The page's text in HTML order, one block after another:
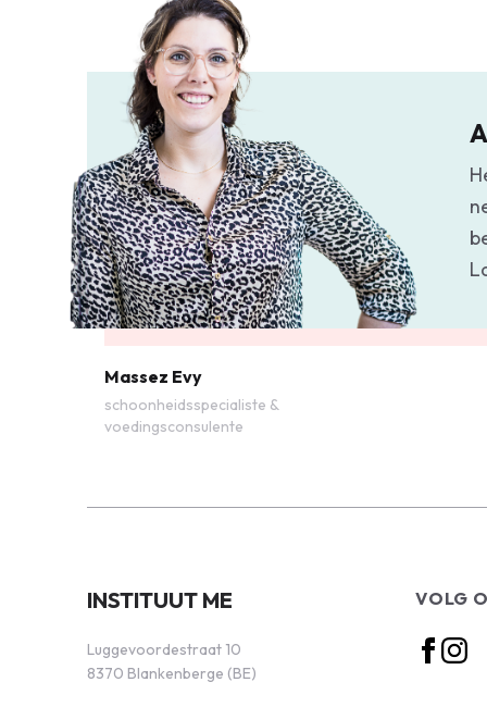
Massez Evy
schoonheidsspecialiste &
voedingsconsulente
INSTITUUT ME
Luggevoordestraat 10
8370 Blankenberge (BE)
VOLG